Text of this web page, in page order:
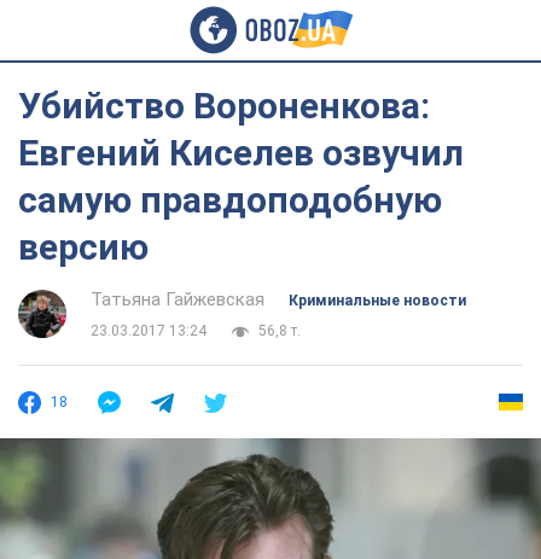
Убийство Вороненкова:
Евгений Киселев озвучил
самую правдоподобную
версию
Татьяна Гайжевская
Криминальные новости
23.03.2017 13:24
56,8 т.
18